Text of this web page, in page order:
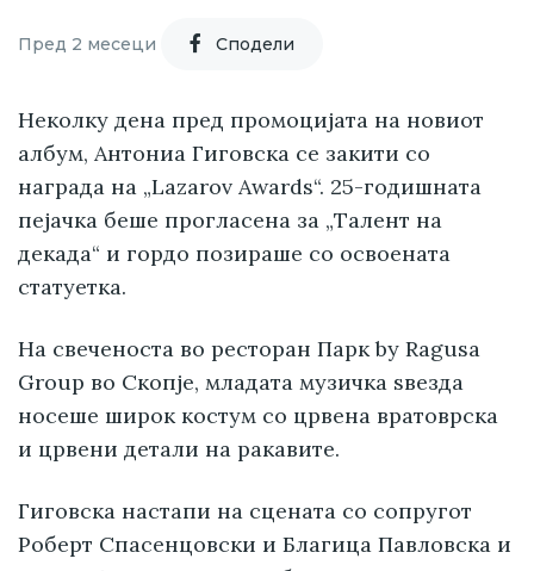
Пред 2 месеци Cподели
Неколку дена пред промоцијата на новиот
албум, Антониа Гиговска се закити со
награда на „Lazarov Awards“. 25-годишната
пејачка беше прогласена за „Талент на
декада“ и гордо позираше со освоената
статуетка.
На свеченоста во ресторан Парк by Ragusa
Group во Скопје, младата музичка ѕвезда
носеше широк костум со црвена вратоврска
и црвени детали на ракавите.
Гиговска настапи на сцената со сопругот
Роберт Спасенцовски и Благица Павловска и